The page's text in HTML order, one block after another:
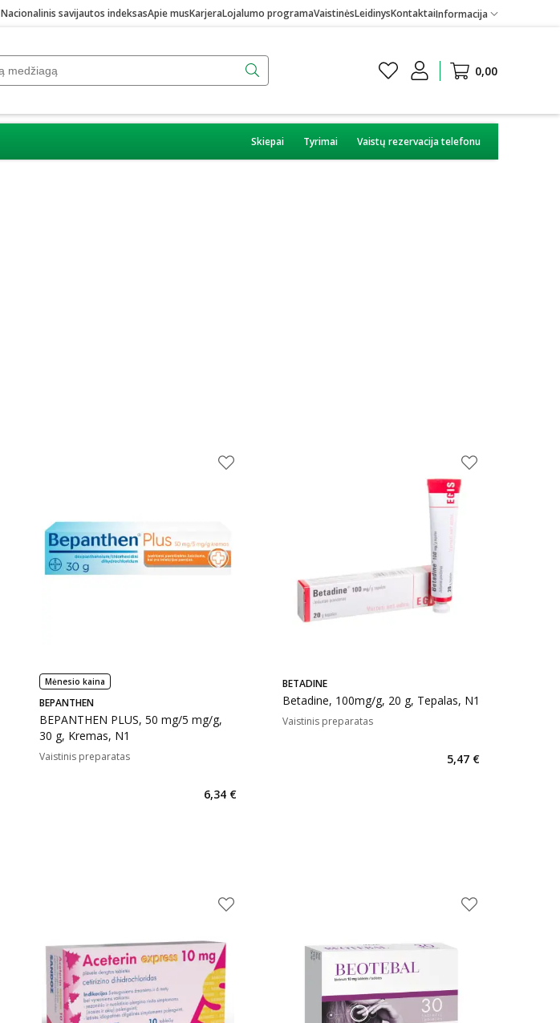
Nacionalinis savijautos indeksasApie musKarjeraLojalumo programaVaistinėsLeidinysKontaktaiInformacija
0,00
Skiepai Tyrimai Vaistų rezervacija telefonu
Mėnesio kaina
BEPANTHEN
BEPANTHEN PLUS, 50 mg/5 mg/g,
30 g, Kremas, N1
Vaistinis preparatas
6,34 €
BETADINE
Betadine, 100mg/g, 20 g, Tepalas, N1
Vaistinis preparatas
5,47 €